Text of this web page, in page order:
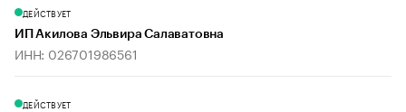
ДЕЙСТВУЕТ
ИП Акилова Эльвира Салаватовна
ИНН: 026701986561
ДЕЙСТВУЕТ